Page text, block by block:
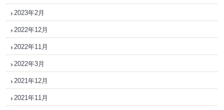
2023年2月
2022年12月
2022年11月
2022年3月
2021年12月
2021年11月